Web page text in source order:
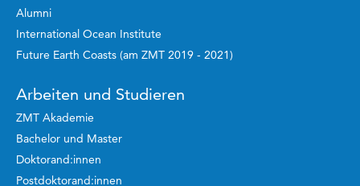
Alumni
International Ocean Institute
Future Earth Coasts (am ZMT 2019 - 2021)
Arbeiten und Studieren
ZMT Akademie
Bachelor und Master
Doktorand:innen
Postdoktorand:innen